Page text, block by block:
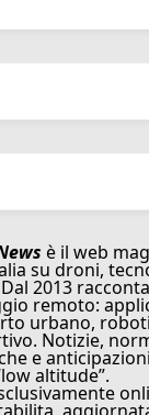
è il web
su droni,
2013
remoto:
urbano,
Notizie,
e
altitude”.